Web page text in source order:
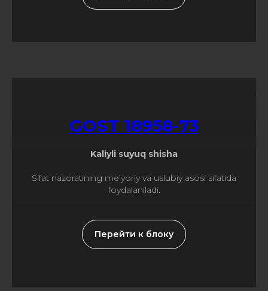
GOST 18958-73
Kaliyli suyuq shisha
Sifat nazoratining me’yoriy va uslubiy asosi sifatida
foydalaniladi.
Перейти к блоку